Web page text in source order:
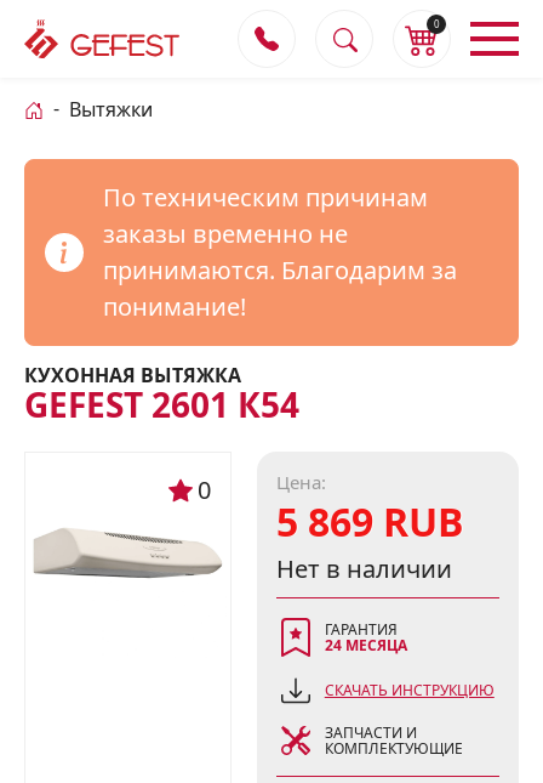
0
Вытяжки
По техническим причинам
заказы временно не
принимаются. Благодарим за
понимание!
КУХОННАЯ ВЫТЯЖКА
GEFEST 2601 К54
0 Цена:
5 869 RUB
Нет в наличии
ГАРАНТИЯ
24 МЕСЯЦА
СКАЧАТЬ ИНСТРУКЦИЮ
ЗАПЧАСТИ И
КОМПЛЕКТУЮЩИЕ